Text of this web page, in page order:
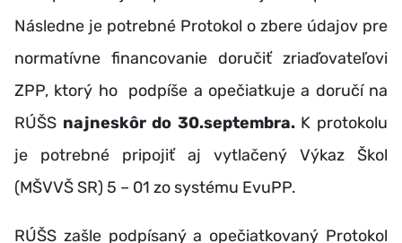
Následne je potrebné Protokol o zbere údajov pre
normatívne financovanie doručiť zriaďovateľovi
ZPP, ktorý ho podpíše a opečiatkuje a doručí na
RÚŠS najneskôr do 30.septembra. K protokolu
je potrebné pripojiť aj vytlačený Výkaz Škol
(MŠVVŠ SR) 5 – 01 zo systému EvuPP.
RÚŠS zašle podpísaný a opečiatkovaný Protokol